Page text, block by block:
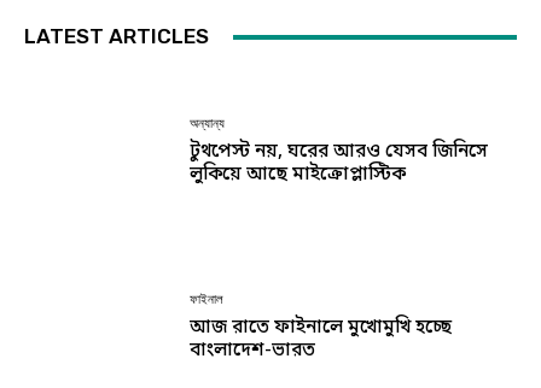
LATEST ARTICLES
অন্যান্য
টুথপেস্ট নয়, ঘরের আরও যেসব জিনিসে
লুকিয়ে আছে মাইক্রোপ্লাস্টিক
ফাইনাল
আজ রাতে ফাইনালে মুখোমুখি হচ্ছে
বাংলাদেশ-ভারত